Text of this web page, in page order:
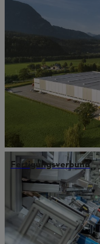
Fertigungsverbund